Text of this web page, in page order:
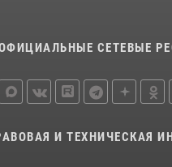
СЕТЕВЫЕ
И ТЕХНИЧЕСКАЯ